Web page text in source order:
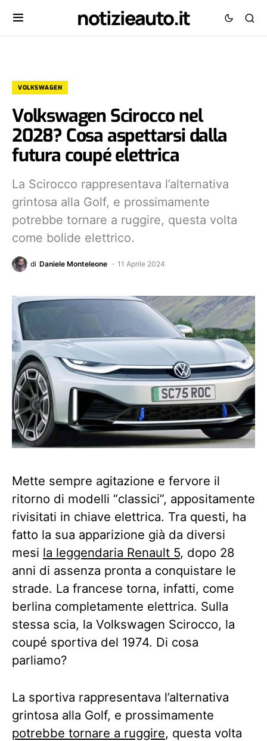
notizieauto.it
VOLKSWAGEN
Volkswagen Scirocco nel
2028? Cosa aspettarsi dalla
futura coupé elettrica
La Scirocco rappresentava l’alternativa
grintosa alla Golf, e prossimamente
potrebbe tornare a ruggire, questa volta
come bolide elettrico.
di Daniele Monteleone 11 Aprile 2024
Mette sempre agitazione e fervore il
ritorno di modelli “classici”, appositamente
rivisitati in chiave elettrica. Tra questi, ha
fatto la sua apparizione già da diversi
mesi la leggendaria Renault 5, dopo 28
anni di assenza pronta a conquistare le
strade. La francese torna, infatti, come
berlina completamente elettrica. Sulla
stessa scia, la Volkswagen Scirocco, la
coupé sportiva del 1974. Di cosa
parliamo?
La sportiva rappresentava l’alternativa
grintosa alla Golf, e prossimamente
potrebbe tornare a ruggire, questa volta